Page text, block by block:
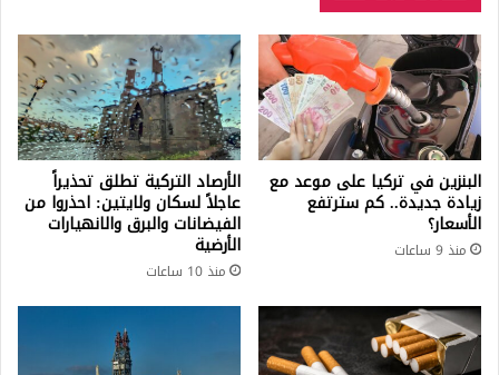
البنزين في تركيا على موعد مع
زيادة جديدة.. كم سترتفع
الأسعار؟
منذ 9 ساعات
الأرصاد التركية تطلق تحذيراً
عاجلاً لسكان ولايتين: احذروا من
الفيضانات والبرق والانهيارات
الأرضية
منذ 10 ساعات